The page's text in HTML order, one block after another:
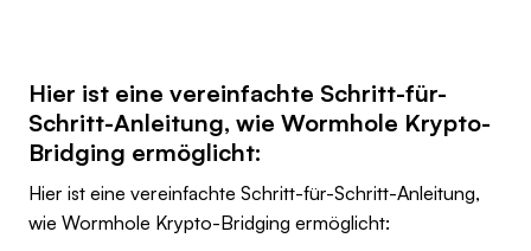
Hier ist eine vereinfachte Schritt-für-
Schritt-Anleitung, wie Wormhole Krypto-
Bridging ermöglicht:
Hier ist eine vereinfachte Schritt-für-Schritt-Anleitung,
wie Wormhole Krypto-Bridging ermöglicht: